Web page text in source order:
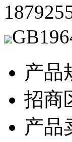
产品
招商
产品